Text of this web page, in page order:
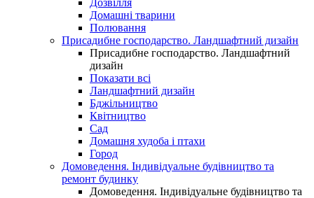
Дозвілля
Домашні тварини
Полювання
Присадибне господарство. Ландшафтний дизайн
Присадибне господарство. Ландшафтний
дизайн
Показати всі
Ландшафтний дизайн
Бджільництво
Квітництво
Сад
Домашня худоба і птахи
Город
Домоведення. Індивідуальне будівництво та
ремонт будинку
Домоведення. Індивідуальне будівництво та